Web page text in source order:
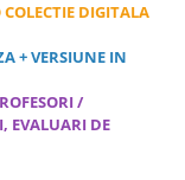
COLECTIE DIGITALA
+ VERSIUNE IN
/
EVALUARI DE